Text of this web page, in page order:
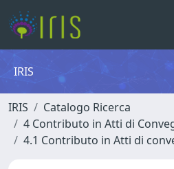
IRIS
IRIS
Catalogo Ricerca
4 Contributo in Atti di
4.1 Contributo in Atti di